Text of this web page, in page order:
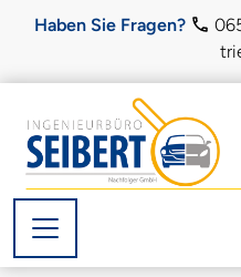
Haben Sie Fragen?